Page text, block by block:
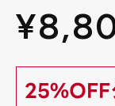
¥
25%OFF